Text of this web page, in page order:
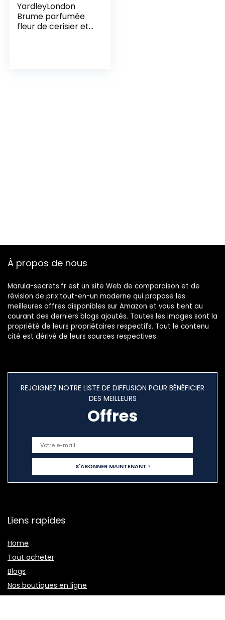
YardleyLondon
Brume parfumée
fleur de cerisier et
À propos de nous
Marula-secrets.fr est un site Web de comparaison et de
révision de prix tout-en-un moderne qui propose les
meilleures offres disponibles sur Amazon et vous tient au
courant des derniers blogs ajoutés. Toutes les images sont la
propriété de leurs propriétaires respectifs. Tout le contenu
cité est dérivé de leurs sources respectives.
REJOIGNEZ NOTRE LISTE DE DIFFUSION POUR BÉNÉFICIER
DES MEILLEURS
Offres
Liens rapides
Home
Tout acheter
Blogs
Nos boutiques en ligne